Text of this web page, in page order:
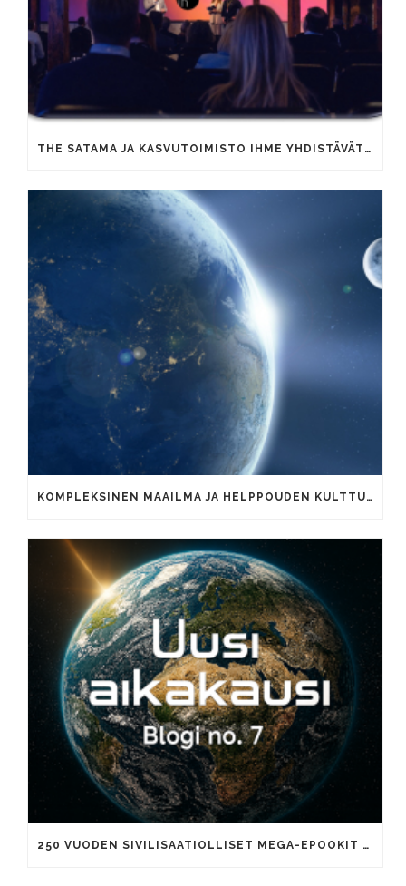
THE SATAMA JA KASVUTOIMISTO IHME YHDISTÄVÄT OSAAMISTAAN YRITYSTEN KAUPALLISEN KASVUN VAUHDITTAMISEKSI
KOMPLEKSINEN MAAILMA JA HELPPOUDEN KULTTUURI
250 VUODEN SIVILISAATIOLLISET MEGA-EPOOKIT JA TUHANNEN VUODEN AIKAKAUDET